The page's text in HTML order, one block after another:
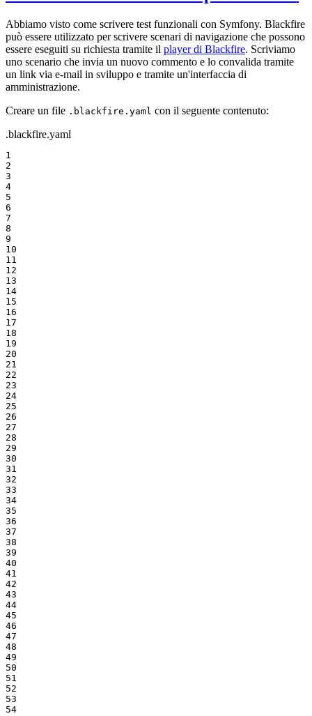
Abbiamo visto come scrivere test funzionali con Symfony. Blackfire
può essere utilizzato per scrivere scenari di navigazione che possono
essere eseguiti su richiesta tramite il player di Blackfire. Scriviamo
uno scenario che invia un nuovo commento e lo convalida tramite
un link via e-mail in sviluppo e tramite un'interfaccia di
amministrazione.
Creare un file .blackfire.yaml con il seguente contenuto:
.blackfire.yaml
1
2
3
4
5
6
7
8
9
10
11
12
13
14
15
16
17
18
19
20
21
22
23
24
25
26
27
28
29
30
31
32
33
34
35
36
37
38
39
40
41
42
43
44
45
46
47
48
49
50
51
52
53
54